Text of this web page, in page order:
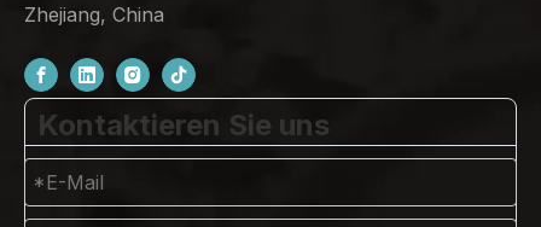
Zhejiang, China
Kontaktieren Sie uns